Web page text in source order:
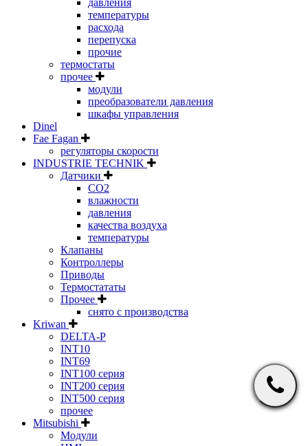
температуры
расхода
перепуска
прочие
термостаты
прочее
модули
преобразователи давления
шкафы управления
Dinel
Fae Fagan
регуляторы скорости
INDUSTRIE TECHNIK
Датчики
CO2
влажности
давления
качества воздуха
температуры
Клапаны
Контроллеры
Приводы
Термостататы
Прочее
снято с производства
Kriwan
DELTA-P
INT10
INT69
INT100 серия
INT200 серия
INT500 серия
прочее
Mitsubishi
Модули